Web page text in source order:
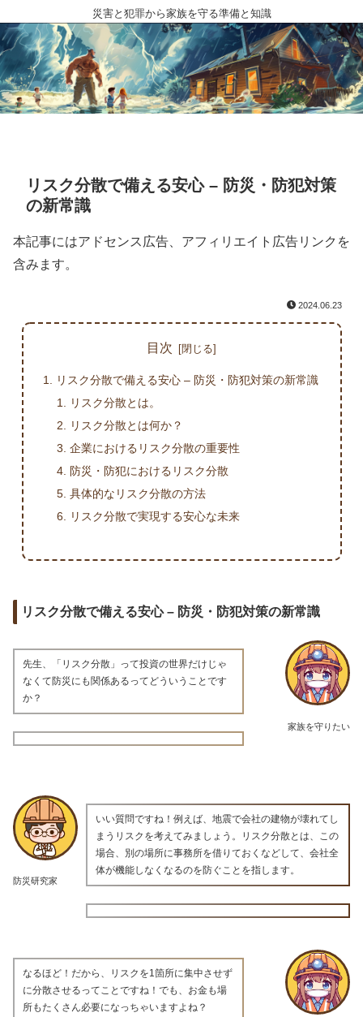
災害と犯罪から家族を守る準備と知識
リスク分散で備える安心 – 防災・防犯対策
の新常識
本記事にはアドセンス広告、アフィリエイト広告リンクを
含みます。
2024.06.23
目次
リスク分散で備える安心 – 防災・防犯対策の新常識
リスク分散とは。
リスク分散とは何か？
企業におけるリスク分散の重要性
防災・防犯におけるリスク分散
具体的なリスク分散の方法
リスク分散で実現する安心な未来
リスク分散で備える安心 – 防災・防犯対策の新常識
家族を守りたい
先生、「リスク分散」って投資の世界だけじゃ
なくて防災にも関係あるってどういうことです
か？
防災研究家
いい質問ですね！例えば、地震で会社の建物が壊れてし
まうリスクを考えてみましょう。リスク分散とは、この
場合、別の場所に事務所を借りておくなどして、会社全
体が機能しなくなるのを防ぐことを指します。
なるほど！だから、リスクを1箇所に集中させず
に分散させるってことですね！でも、お金も場
所もたくさん必要になっちゃいますよね？